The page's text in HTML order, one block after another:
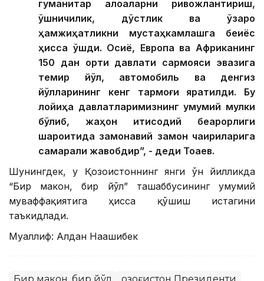
гуманитар алоқаларни ривожлантириш,
қўшничилик, дўстлик ва ўзаро
ҳамжиҳатликни мустаҳкамлашга беқиёс
ҳисса қўшди. Осиё, Европа ва Африканинг
150 дан ортиқ давлати сармояси эвазига
темир йўл, автомобиль ва денгиз
йўлларининг кенг тармоғи яратилди. Бу
лойиҳа давлатларимизнинг умумий мулки
бўлиб, жаҳон иқтисодий беқарорлиги
шароитида замонавий замон чақириқларига
самарали жавобдир”, - деди Тоқаев.
Шунингдек, у Қозоғистоннинг янги ўн йилликда
“Бир макон, бир йўл” ташаббусининг умумий
муваффақиятига ҳисса қўшиш истагини
таъкидлади.
Муаллиф: Алдан Нағашибек